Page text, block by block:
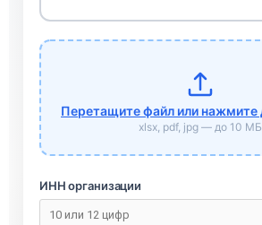
Перетащите файл или нажмите
xlsx, pdf, jpg — до 10 МБ
ИНН организации